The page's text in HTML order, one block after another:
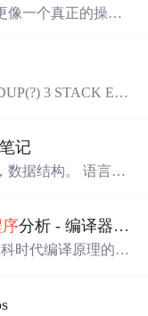
像一个真正的操作
的。 学点儿什么
从开发操作系统的
记
结构。 语言基
的函数 算法复
分析 - 编译器设计前的铺垫
把前端做精，并